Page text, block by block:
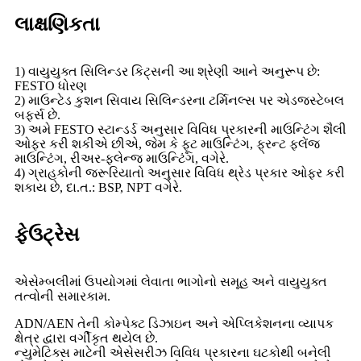
લાક્ષણિકતા
1) વાયુયુક્ત સિલિન્ડર કિટ્સની આ શ્રેણી આને અનુરૂપ છે:
FESTO ધોરણ
2) માઉન્ટેડ કુશન સિવાય સિલિન્ડરના ટર્મિનલ્સ પર એડજસ્ટેબલ
બફર્સ છે.
3) અમે FESTO સ્ટાન્ડર્ડ અનુસાર વિવિધ પ્રકારની માઉન્ટિંગ શૈલી
ઓફર કરી શકીએ છીએ, જેમ કે ફૂટ માઉન્ટિંગ, ફ્રન્ટ ફ્લેંજ
માઉન્ટિંગ, રીઅર-ફ્લેન્જ માઉન્ટિંગ, વગેરે.
4) ગ્રાહકોની જરૂરિયાતો અનુસાર વિવિધ થ્રેડ પ્રકાર ઓફર કરી
શકાય છે, દા.ત.: BSP, NPT વગેરે.
ફેઉટ્રેસ
એસેમ્બલીમાં ઉપયોગમાં લેવાતા ભાગોનો સમૂહ અને વાયુયુક્ત
તત્વોની સમારકામ.
ADN/AEN તેની કોમ્પેક્ટ ડિઝાઇન અને એપ્લિકેશનના વ્યાપક
ક્ષેત્ર દ્વારા વર્ગીકૃત થયેલ છે.
ન્યુમેટિક્સ માટેની એસેસરીઝ વિવિધ પ્રકારના ઘટકોથી બનેલી